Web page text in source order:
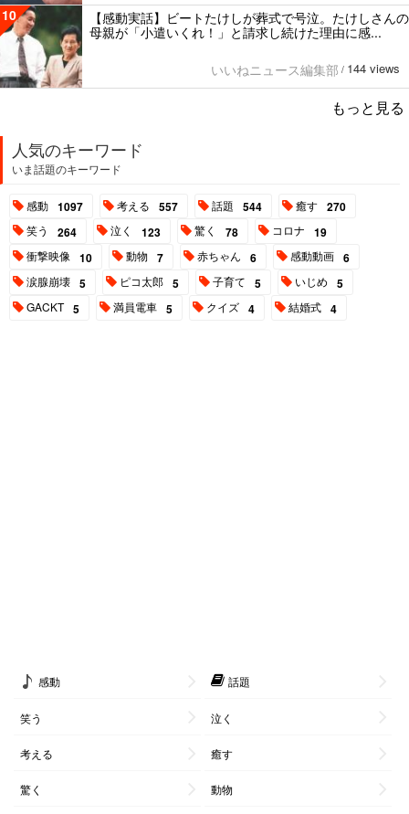
10
【感動実話】ビートたけしが葬式で号泣。たけしさんの
母親が「小遣いくれ！」と請求し続けた理由に感...
いいねニュース編集部 / 144 views
もっと見る
人気のキーワード
いま話題のキーワード
感動 1097 考える 557 話題 544 癒す 270
笑う 264 泣く 123 驚く 78 コロナ 19
衝撃映像 10 動物 7 赤ちゃん 6 感動動画 6
涙腺崩壊 5 ピコ太郎 5 子育て 5 いじめ 5
GACKT 5 満員電車 5 クイズ 4 結婚式 4
感動 話題
笑う 泣く
考える 癒す
驚く 動物